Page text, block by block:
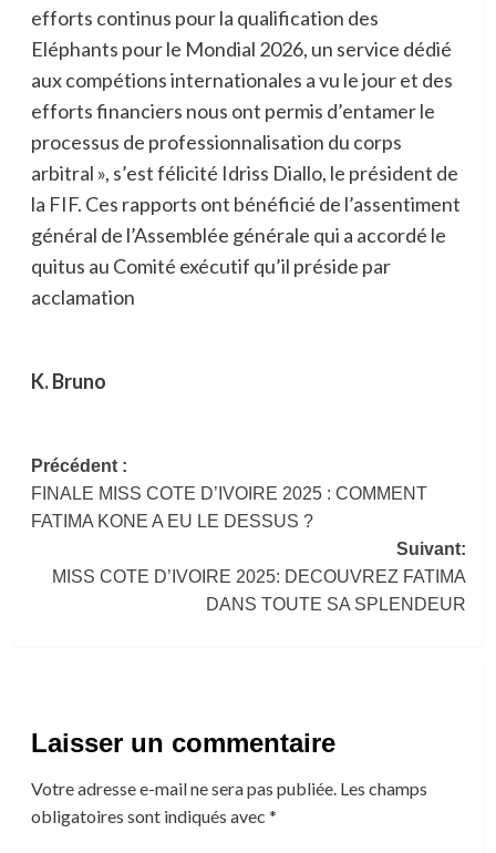
efforts continus pour la qualification des
Eléphants pour le Mondial 2026, un service dédié
aux compétions internationales a vu le jour et des
efforts financiers nous ont permis d’entamer le
processus de professionnalisation du corps
arbitral », s’est félicité Idriss Diallo, le président de
la FIF. Ces rapports ont bénéficié de l’assentiment
général de l’Assemblée générale qui a accordé le
quitus au Comité exécutif qu’il préside par
acclamation
K. Bruno
Navigation
d’article
Précédent :
FINALE MISS COTE D’IVOIRE 2025 : COMMENT
FATIMA KONE A EU LE DESSUS ?
Suivant:
MISS COTE D’IVOIRE 2025: DECOUVREZ FATIMA
DANS TOUTE SA SPLENDEUR
Laisser un commentaire
Votre adresse e-mail ne sera pas publiée. Les champs
obligatoires sont indiqués avec *